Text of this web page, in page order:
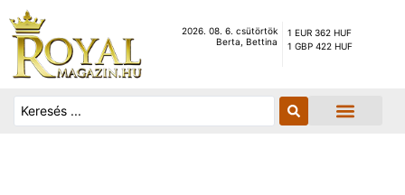
2026. 08. 6. csütörtök
Berta, Bettina
1 EUR 362 HUF
1 GBP 422 HUF